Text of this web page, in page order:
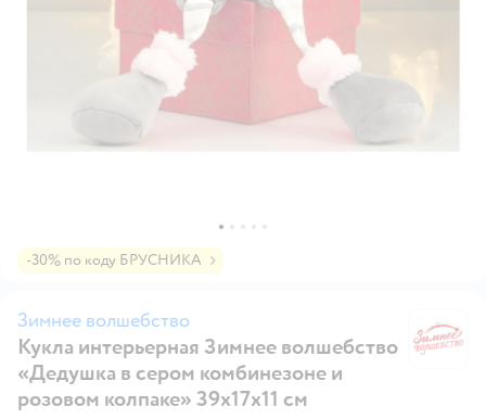
-30% по коду БРУСНИКА
Зимнее волшебство
Кукла интерьерная Зимнее волшебство
«Дедушка в сером комбинезоне и
розовом колпаке» 39х17х11 см